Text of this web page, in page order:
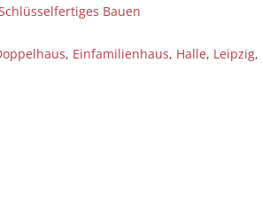
Bauen
, Einfamilienhaus, Halle, Leipzig,